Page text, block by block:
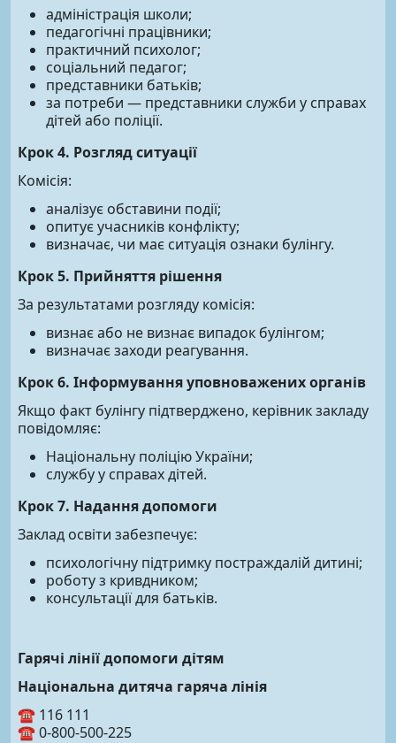
адміністрація школи;
педагогічні працівники;
практичний психолог;
соціальний педагог;
представники батьків;
за потреби — представники служби у справах
дітей або поліції.
Крок 4. Розгляд ситуації
Комісія:
аналізує обставини події;
опитує учасників конфлікту;
визначає, чи має ситуація ознаки булінгу.
Крок 5. Прийняття рішення
За результатами розгляду комісія:
визнає або не визнає випадок булінгом;
визначає заходи реагування.
Крок 6. Інформування уповноважених органів
Якщо факт булінгу підтверджено, керівник закладу
повідомляє:
Національну поліцію України;
службу у справах дітей.
Крок 7. Надання допомоги
Заклад освіти забезпечує:
психологічну підтримку постраждалій дитині;
роботу з кривдником;
консультації для батьків.
Гарячі лінії допомоги дітям
Національна дитяча гаряча лінія
☎ 116 111
☎ 0-800-500-225